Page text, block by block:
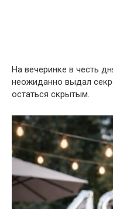
На вечеринке в честь
неожиданно выдал
остаться скрытым.